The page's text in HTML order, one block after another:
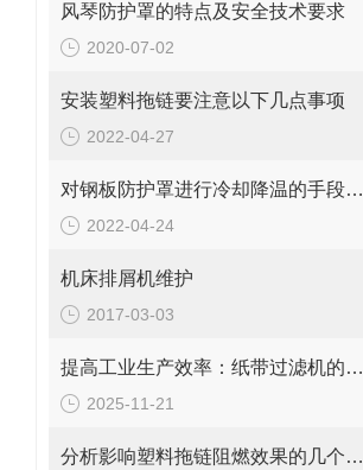
风琴防护罩的特点及安全技术要求
2020-07-02
安装塑料拖链要注意以下几点事项
2022-04-27
对钢板防护罩进行冷却降温的手段有哪些？
2022-04-24
机床排屑机维护
2017-03-03
提高工业生产效率：纸带过滤机的优势与挑战
2025-11-21
分析影响塑料拖链阻燃效果的几个因素